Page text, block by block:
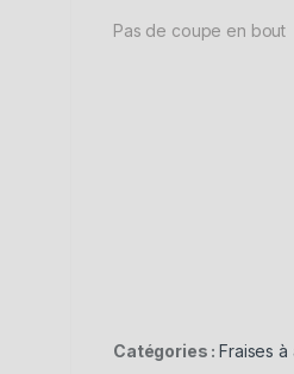
Pas de coupe en bout
Catégories :Fraises à